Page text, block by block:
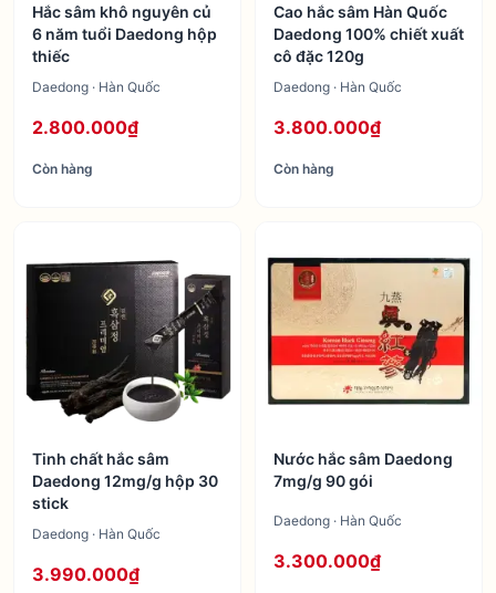
Hắc sâm khô nguyên củ
6 năm tuổi Daedong hộp
thiếc
Daedong · Hàn Quốc
2.800.000₫
Còn hàng
Cao hắc sâm Hàn Quốc
Daedong 100% chiết xuất
cô đặc 120g
Daedong · Hàn Quốc
3.800.000₫
Còn hàng
Tinh chất hắc sâm
Daedong 12mg/g hộp 30
stick
Daedong · Hàn Quốc
3.990.000₫
Nước hắc sâm Daedong
7mg/g 90 gói
Daedong · Hàn Quốc
3.300.000₫